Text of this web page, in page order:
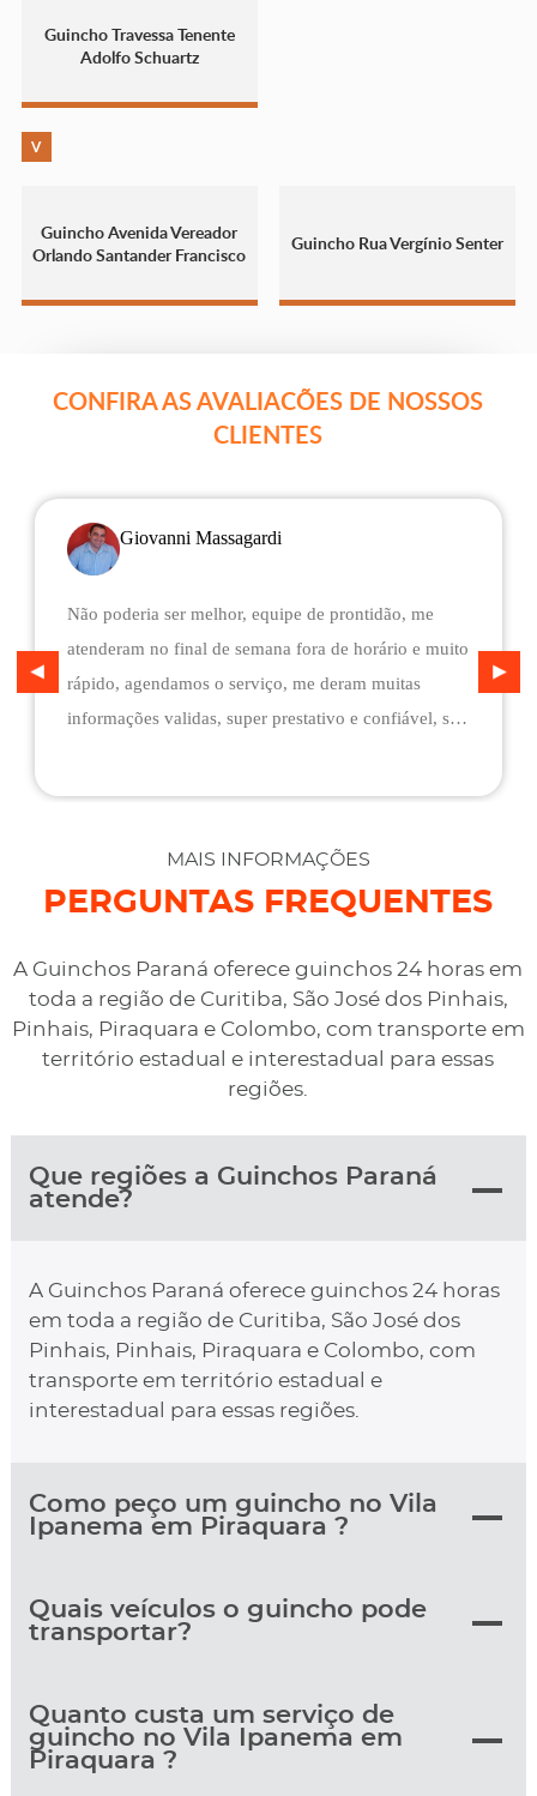
Guincho Travessa Tenente
Adolfo Schuartz
V
Guincho Avenida Vereador
Orlando Santander Francisco
Guincho Rua Vergínio Senter
CONFIRA AS AVALIACÕES DE NOSSOS
CLIENTES
Giovanni Massagardi
Não poderia ser melhor, equipe de prontidão, me
atenderam no final de semana fora de horário e muito
rápido, agendamos o serviço, me deram muitas
informações validas, super prestativo e confiável, são
desviaram para uma oficina mais próximo, sem
qualquer custo na maior boa vontade.
MAIS INFORMAÇÕES
PERGUNTAS FREQUENTES
A Guinchos Paraná oferece guinchos 24 horas em
toda a região de Curitiba, São José dos Pinhais,
Pinhais, Piraquara e Colombo, com transporte em
território estadual e interestadual para essas
regiões.
Que regiões a Guinchos Paraná
atende?
A Guinchos Paraná oferece guinchos 24 horas
em toda a região de Curitiba, São José dos
Pinhais, Pinhais, Piraquara e Colombo, com
transporte em território estadual e
interestadual para essas regiões.
Como peço um guincho no Vila
Ipanema em Piraquara ?
Quais veículos o guincho pode
transportar?
Quanto custa um serviço de
guincho no Vila Ipanema em
Piraquara ?